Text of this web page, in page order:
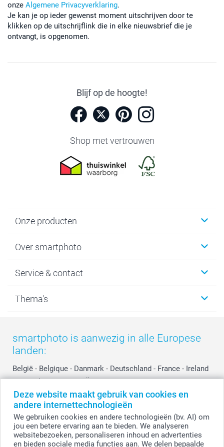
Deze website maakt gebruik van cookies en
andere internettechnologieën
We gebruiken cookies en andere technologieën (bv. AI) om
jou een betere ervaring aan te bieden. We analyseren
websitebezoeken, personaliseren inhoud en advertenties
en bieden sociale media functies aan. We delen bepaalde
onze Algemene Privacyverklaring.
Je kan je op ieder gewenst moment uitschrijven door te
klikken op de uitschrijflink die in elke nieuwsbrief die je
ontvangt, is opgenomen.
Blijf op de hoogte!
Shop met vertrouwen
Onze producten
Fotoboeken
Fotocadeaus
Kaarten
Over smartphoto
Vacatures
Bestelproces
Privacy
Cookiebeleid
Reviews
Prijslijst
Investor Relations
Service & contact
Tevredenheidsgarantie
smartbonus
smartfriends
service@smartphoto.nl
Affiliate partnerprogramma
Partnerships
Influencer partnerprogramma
Thema's
Moederdag
Vaderdag
Huwelijk
smartphoto is aanwezig in alle Europese
landen:
België - Belgique - Danmark - Deutschland - France - Ireland
- Nederland - Norge - Österreich - Schweiz - Suisse -
Switzerland - Suomi - Sverige - United Kingdom -
Other Countries
Alle prijzen zijn in EURO (€) inclusief BTW en exclusief verzendkosten.